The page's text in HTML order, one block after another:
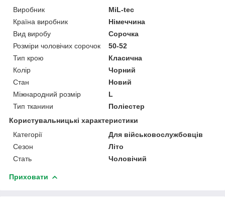
Виробник
MiL-tec
Країна виробник
Німеччина
Вид виробу
Сорочка
Розміри чоловічих сорочок
50-52
Тип крою
Класична
Колір
Чорний
Стан
Новий
Міжнародний розмір
L
Тип тканини
Поліестер
Користувальницькі характеристики
Категорії
Для військовослужбовців
Сезон
Літо
Стать
Чоловічий
Приховати